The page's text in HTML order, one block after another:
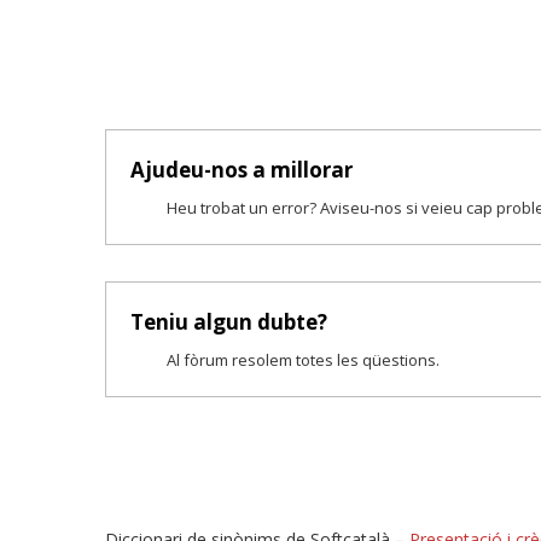
Ajudeu-nos a millorar
Heu trobat un error? Aviseu-nos si veieu cap
Teniu algun dubte?
Al fòrum resolem totes les qüestions.